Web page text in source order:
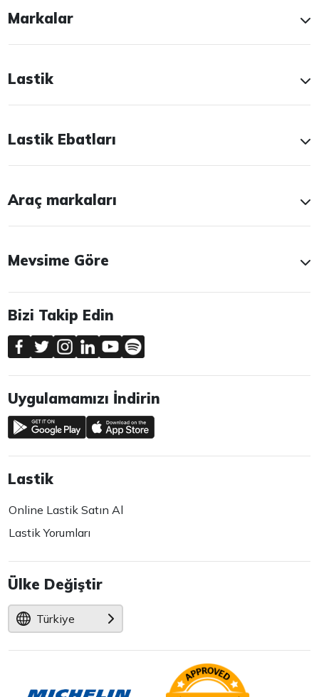
Markalar
Lastik
Lastik Ebatları
Araç markaları
Mevsime Göre
Bizi Takip Edin
Uygulamamızı İndirin
Lastik
Online Lastik Satın Al
Lastik Yorumları
Ülke Değiştir
Türkiye